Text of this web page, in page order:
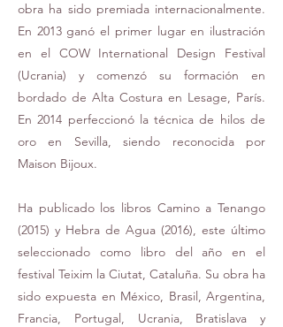
obra ha sido premiada internacionalmente.
En 2013 ganó el primer lugar en ilustración
en el COW International Design Festival
(Ucrania) y comenzó su formación en
bordado de Alta Costura en Lesage, París.
En 2014 perfeccionó la técnica de hilos de
oro en Sevilla, siendo reconocida por
Maison Bijoux.
Ha publicado los libros Camino a Tenango
(2015) y Hebra de Agua (2016), este último
seleccionado como libro del año en el
festival Teixim la Ciutat, Cataluña. Su obra ha
sido expuesta en México, Brasil, Argentina,
Francia, Portugal, Ucrania, Bratislava y